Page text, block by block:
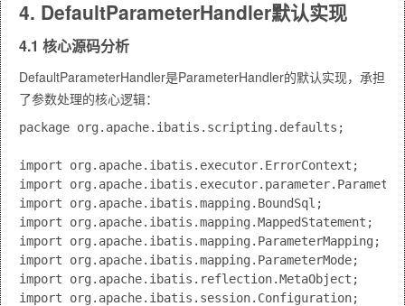
4. DefaultParameterHandler默认实现
4.1 核心源码分析
DefaultParameterHandler是ParameterHandler的默认实现，承担
了参数处理的核心逻辑：
package org.apache.ibatis.scripting.defaults;
import org.apache.ibatis.executor.ErrorContext;
import
import org.apache.ibatis.mapping.BoundSql;
import org.apache.ibatis.mapping.MappedStatement;
import org.apache.ibatis.mapping.ParameterMapping;
import org.apache.ibatis.mapping.ParameterMode;
import org.apache.ibatis.reflection.MetaObject;
import org.apache.ibatis.session.Configuration;